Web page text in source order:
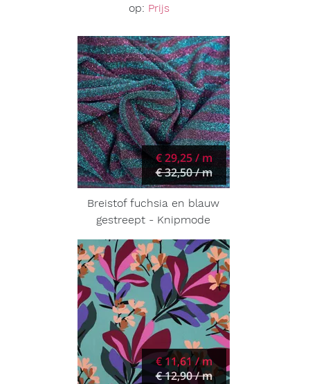
op: Prijs
€ 29,25 / m
€ 32,50 / m
Breistof fuchsia en blauw
gestreept - Knipmode
€ 11,61 / m
€ 12,90 / m